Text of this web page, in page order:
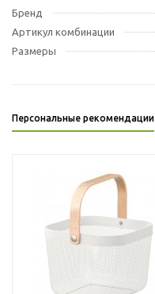
Бренд
Артикул комбинации
Размеры
Персональные рекомендации